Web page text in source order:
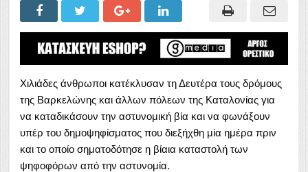
Χιλιάδες άνθρωποι κατέκλυσαν τη Δευτέρα τους δρόμους
της Βαρκελώνης και άλλων πόλεων της Καταλονίας για
να καταδικάσουν την αστυνομική βία και να φωνάξουν
υπέρ του δημοψηφίσματος που διεξήχθη μία ημέρα πριν
και το οποίο σηματοδότησε η βίαια καταστολή των
ψηφοφόρων από την αστυνομία.